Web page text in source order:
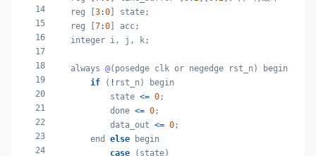
14
15
16
17
18
19
20
21
22
23
24
    reg [
3:0 ] state;
    reg [
7:0 ] acc;
    integer i, j, k;
    always
@(posedge clk or negedge rst_n) begin
if ( ! rst_n) begin
            state
<= 0;
            done
<= 0;
            data_out
<= 0;
        end
else begin
case (state)